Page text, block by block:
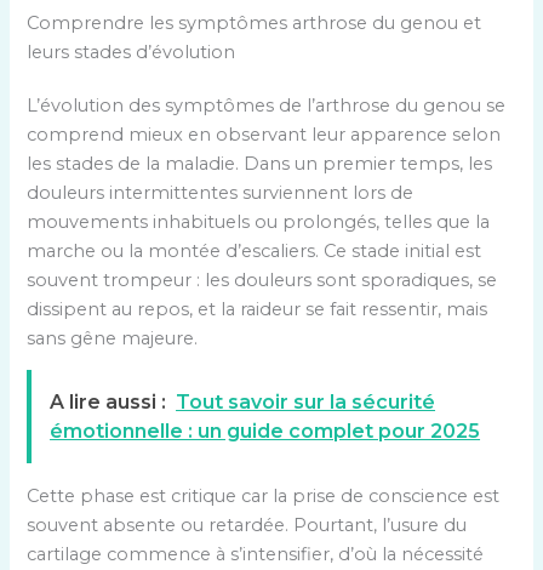
Comprendre les symptômes arthrose du genou et
leurs stades d’évolution
L’évolution des symptômes de l’arthrose du genou se
comprend mieux en observant leur apparence selon
les stades de la maladie. Dans un premier temps, les
douleurs intermittentes surviennent lors de
mouvements inhabituels ou prolongés, telles que la
marche ou la montée d’escaliers. Ce stade initial est
souvent trompeur : les douleurs sont sporadiques, se
dissipent au repos, et la raideur se fait ressentir, mais
sans gêne majeure.
A lire aussi : Tout savoir sur la sécurité
émotionnelle : un guide complet pour 2025
Cette phase est critique car la prise de conscience est
souvent absente ou retardée. Pourtant, l’usure du
cartilage commence à s’intensifier, d’où la nécessité